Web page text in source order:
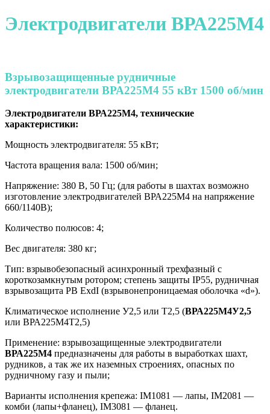
Электродвигатели ВРА225М4
Взрывозащищенные рудничные
электродвигатели ВРА225М4 55 кВт 1500 об/мин
Электродвигатели ВРА225М4, технические
характеристики:
Мощность электродвигателя: 55 кВт;
Частота вращения вала: 1500 об/мин;
Напряжение: 380 В, 50 Гц; (для работы в шахтах возможно
изготовление электродвигателей ВРА225М4 на напряжение
660/1140В);
Количество полюсов: 4;
Вес двигателя: 380 кг;
Тип: взрывобезопасный асинхронный трехфазный с
короткозамкнутым ротором; степень защиты IP55, рудничная
взрывозащита РВ ExdI (взрывонепроницаемая оболочка «d»).
Климатическое исполнение У2,5 или Т2,5 (ВРА225М4У2,5
или ВРА225M4Т2,5)
Применение: взрывозащищенные электродвигатели
ВРА225М4 предназначены для работы в выработках шахт,
рудников, а так же их наземных строениях, опасных по
рудничному газу и пыли;
Варианты исполнения крепежа: IM1081 — лапы, IM2081 —
комби (лапы+фланец), IM3081 — фланец.